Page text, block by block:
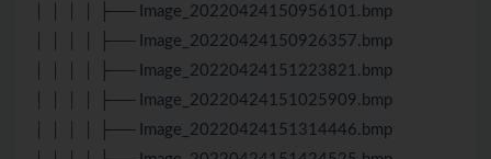
│ │ │ │ ├── Image_20220424150956101.bmp
│ │ │ │ ├── Image_20220424150926357.bmp
│ │ │ │ ├── Image_20220424151223821.bmp
│ │ │ │ ├── Image_20220424151025909.bmp
│ │ │ │ ├── Image_20220424151314446.bmp